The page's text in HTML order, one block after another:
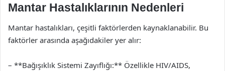
Mantar Hastalıklarının Nedenleri
Mantar hastalıkları, çeşitli faktörlerden kaynaklanabilir. Bu
faktörler arasında aşağıdakiler yer alır:
– **Bağışıklık Sistemi Zayıflığı:** Özellikle HIV/AIDS,